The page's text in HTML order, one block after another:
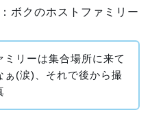
ミリーは集合場所に来て
ぁ(涙)、それで後から撮